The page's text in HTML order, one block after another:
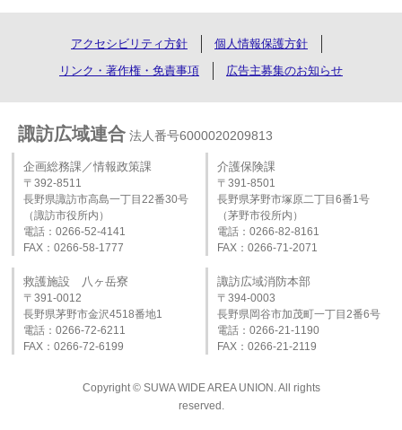
アクセシビリティ方針
個人情報保護方針
リンク・著作権・免責事項
広告主募集のお知らせ
諏訪広域連合 法人番号6000020209813
企画総務課／情報政策課
〒392-8511
長野県諏訪市高島一丁目22番30号
（諏訪市役所内）
電話：0266-52-4141
FAX：0266-58-1777
介護保険課
〒391-8501
長野県茅野市塚原二丁目6番1号
（茅野市役所内）
電話：0266-82-8161
FAX：0266-71-2071
救護施設 八ヶ岳寮
〒391-0012
長野県茅野市金沢4518番地1
電話：0266-72-6211
FAX：0266-72-6199
諏訪広域消防本部
〒394-0003
長野県岡谷市加茂町一丁目2番6号
電話：0266‐21‐1190
FAX：0266‐21‐2119
Copyright © SUWA WIDE AREA UNION. All rights
reserved.